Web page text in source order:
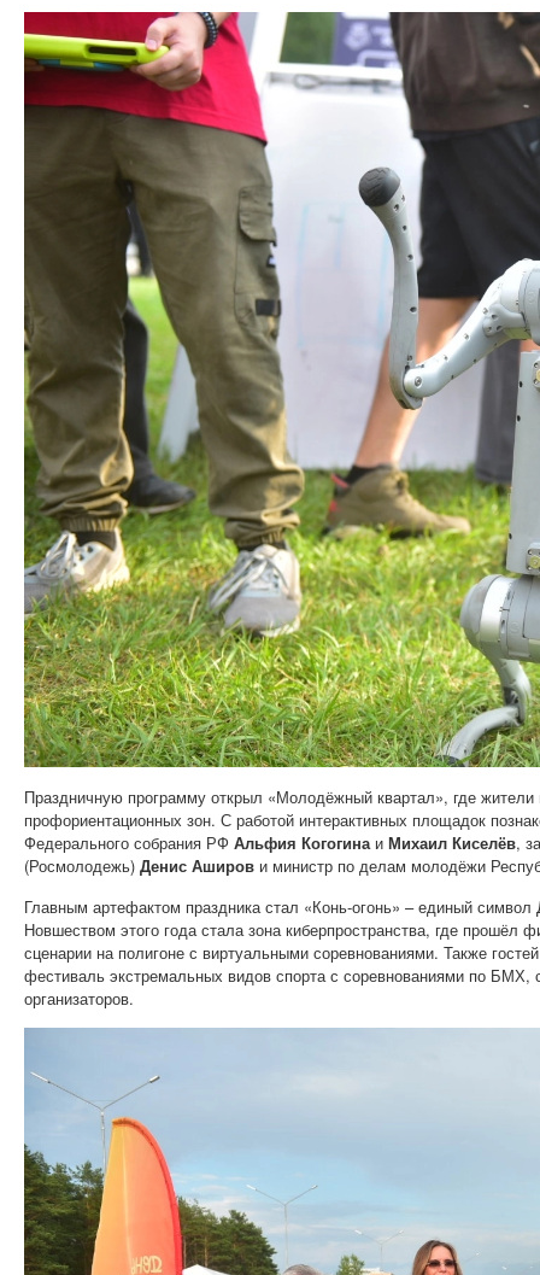
Праздничную программу открыл «Молодёжный квартал», где жители
профориентационных зон. С работой интерактивных площадок
Федерального собрания РФ Альфия Когогина и Михаил Киселёв,
(Росмолодежь) Денис Аширов и министр по делам молодёжи
Главным артефактом праздника стал «Конь-огонь» – единый
Новшеством этого года стала зона киберпространства, где
сценарии на полигоне с виртуальными соревнованиями. Также
фестиваль экстремальных видов спорта с соревнованиями по БМХ,
организаторов.